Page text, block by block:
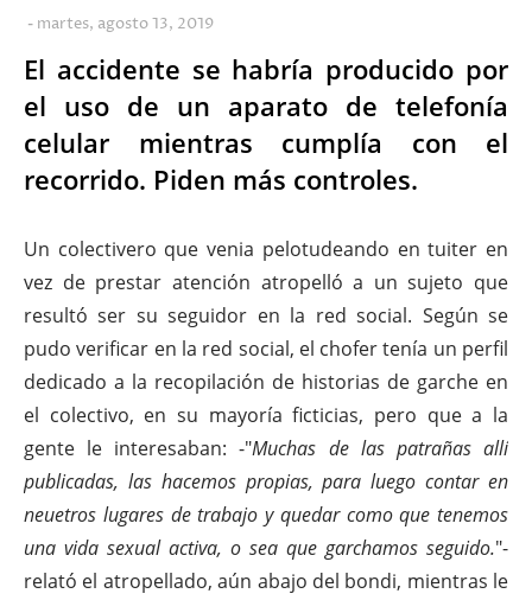
martes, agosto 13, 2019
El accidente se habría producido por
el uso de un aparato de telefonía
celular mientras cumplía con el
recorrido. Piden más controles.
Un colectivero que venia pelotudeando en tuiter en
vez de prestar atención atropelló a un sujeto que
resultó ser su seguidor en la red social. Según se
pudo verificar en la red social, el chofer tenía un perfil
dedicado a la recopilación de historias de garche en
el colectivo, en su mayoría ficticias, pero que a la
gente le interesaban: -"Muchas de las patrañas allí
publicadas, las hacemos propias, para luego contar en
neuetros lugares de trabajo y quedar como que tenemos
una vida sexual activa, o sea que garchamos seguido."-
relató el atropellado, aún abajo del bondi, mientras le